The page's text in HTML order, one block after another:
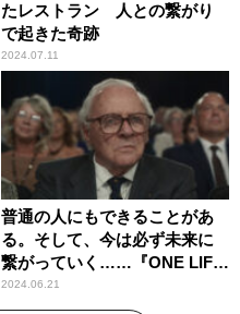
たレストラン 人との繋がり
で起きた奇跡
2024.07.11
普通の人にもできることがあ
る。そして、今は必ず未来に
繋がっていく……『ONE LIFE
奇跡が繋いだ6000の命』
2024.06.21